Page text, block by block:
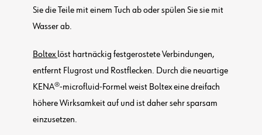
Sie die Teile mit einem Tuch ab oder spülen Sie sie mit
Wasser ab.
Boltexlöst hartnäckig festgerostete Verbindungen,
entfernt Flugrost und Rostflecken. Durch die neuartige
KENA®-microfluid-Formel weist Boltex eine dreifach
höhere Wirksamkeit auf und ist daher sehr sparsam
einzusetzen.